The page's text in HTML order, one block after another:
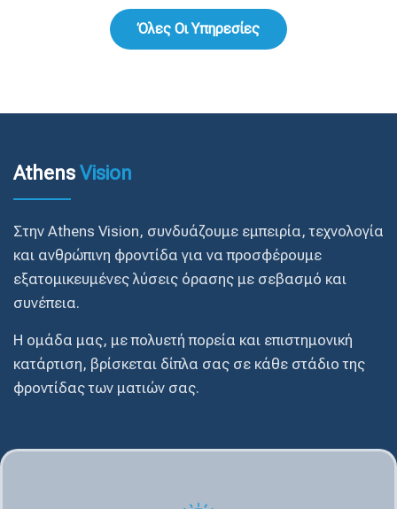
Όλες Οι Υπηρεσίες
Athens Vision
Στην Athens Vision, συνδυάζουμε εμπειρία, τεχνολογία
και ανθρώπινη φροντίδα για να προσφέρουμε
εξατομικευμένες λύσεις όρασης με σεβασμό και
συνέπεια.
Η ομάδα μας, με πολυετή πορεία και επιστημονική
κατάρτιση, βρίσκεται δίπλα σας σε κάθε στάδιο της
φροντίδας των ματιών σας.